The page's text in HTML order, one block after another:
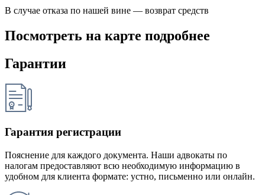
В случае отказа по нашей вине — возврат средств
Посмотреть на карте подробнее
Гарантии
Гарантия регистрации
Пояснение для каждого документа. Наши адвокаты по
налогам предоставляют всю необходимую информацию в
удобном для клиента формате: устно, письменно или онлайн.